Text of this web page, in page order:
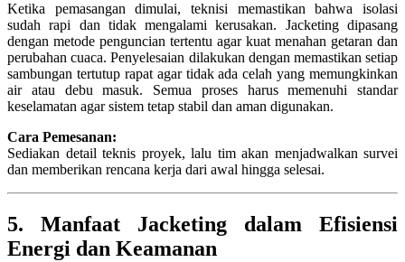
Ketika pemasangan dimulai, teknisi memastikan bahwa isolasi
sudah rapi dan tidak mengalami kerusakan. Jacketing dipasang
dengan metode penguncian tertentu agar kuat menahan getaran dan
perubahan cuaca. Penyelesaian dilakukan dengan memastikan setiap
sambungan tertutup rapat agar tidak ada celah yang memungkinkan
air atau debu masuk. Semua proses harus memenuhi standar
keselamatan agar sistem tetap stabil dan aman digunakan.
Cara Pemesanan:
Sediakan detail teknis proyek, lalu tim akan menjadwalkan survei
dan memberikan rencana kerja dari awal hingga selesai.
5. Manfaat Jacketing dalam Efisiensi
Energi dan Keamanan